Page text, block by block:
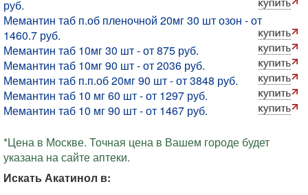
руб.
Мемантин таб п.об пленочной 20мг 30 шт озон - от
1460.7 руб.
Мемантин таб 10мг 30 шт - от 875 руб.
Мемантин таб 10мг 90 шт - от 2036 руб.
Мемантин таб п.п.об 20мг 90 шт - от 3848 руб.
Мемантин таб 10 мг 60 шт - от 1297 руб.
Мемантин таб 10 мг 90 шт - от 1467 руб.
*Цена в Москве. Точная цена в Вашем городе будет
указана на сайте аптеки.
Искать Акатинол в: